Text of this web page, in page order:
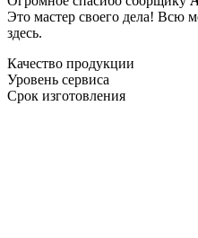
Это мастер своего дела! Всю
здесь.
Качество продукции
Уровень сервиса
Срок изготовления